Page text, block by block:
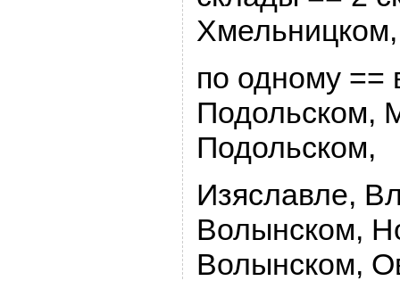
Хмельницком,
по одному ==
Подольском,
Подольском,
Изяславле,
Волынском,
Волынском,